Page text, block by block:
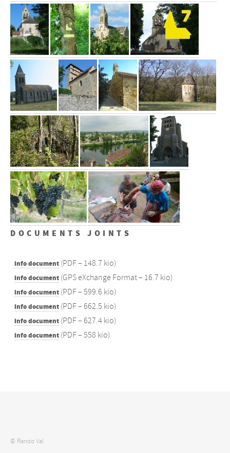
DOCUMENTS JOINTS
info document (PDF – 148.7 kio)
info document (GPS eXchange Format – 16.7 kio)
info document (PDF – 599.6 kio)
info document (PDF – 662.5 kio)
info document (PDF – 627.4 kio)
info document (PDF – 558 kio)
© Rando Val